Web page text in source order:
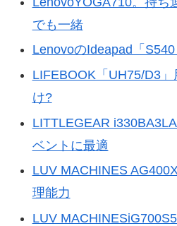
でも一緒
LenovoのIdeapad「
LIFEBOOK「UH75/D3
け?
LITTLEGEAR
ベントに最適
LUV MACHINES
理能力
LUV